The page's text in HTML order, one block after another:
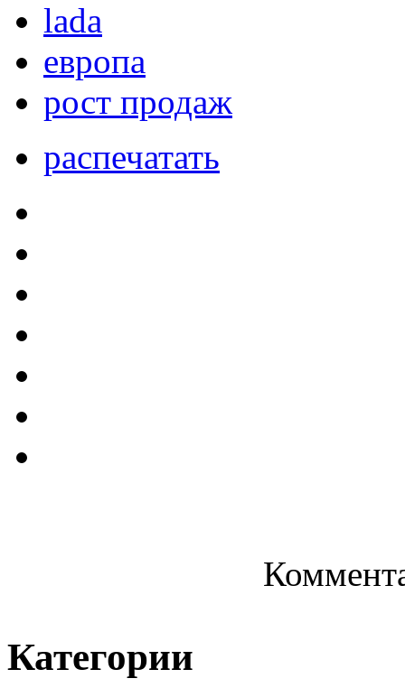
lada
европа
рост продаж
распечатать
Категории